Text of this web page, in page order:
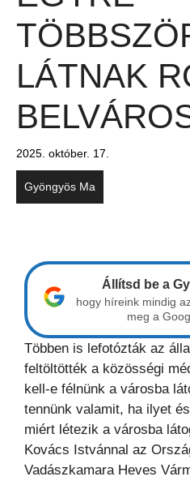
LÁTNAK
2025. október. 17.
Gyöngyös Ma
Állítsd be a
hogy híreink mindig
meg a
Többen is lefotózták az
feltöltötték a közösségi
kell-e félnünk a városba
tennünk valamit, ha ilyet
miért létezik a városba
Kovács Istvánnal az
Vadászkamara Heves